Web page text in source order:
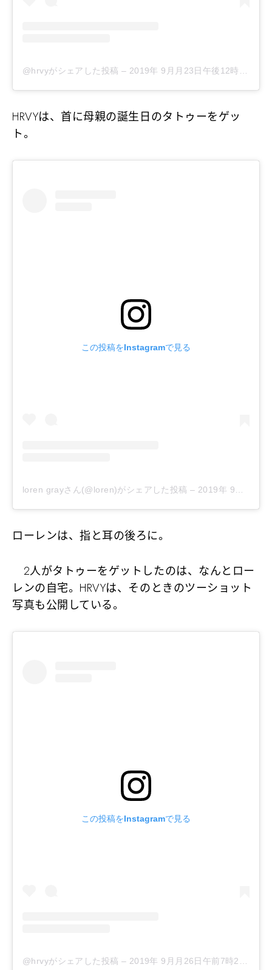
@hrvyがシェアした投稿 – 2019年 9月月23日午後12時24分PDT
HRVYは、首に母親の誕生日のタトゥーをゲッ
ト。
この投稿をInstagramで見る
loren grayさん(@loren)がシェアした投稿 – 2019年 9月月23日午前11時14分PDT
ローレンは、指と耳の後ろに。
2人がタトゥーをゲットしたのは、なんとロー
レンの自宅。HRVYは、そのときのツーショット
写真も公開している。
この投稿をInstagramで見る
@hrvyがシェアした投稿 – 2019年 9月月26日午前7時29分PDT